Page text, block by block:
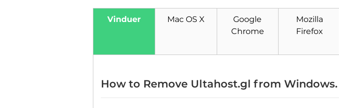
Vinduer Mac OS X
Google
Chrome
Mozilla
Firefox
How to Remove Ultahost.gl from Windows.
Hent
Værktøj til
malware